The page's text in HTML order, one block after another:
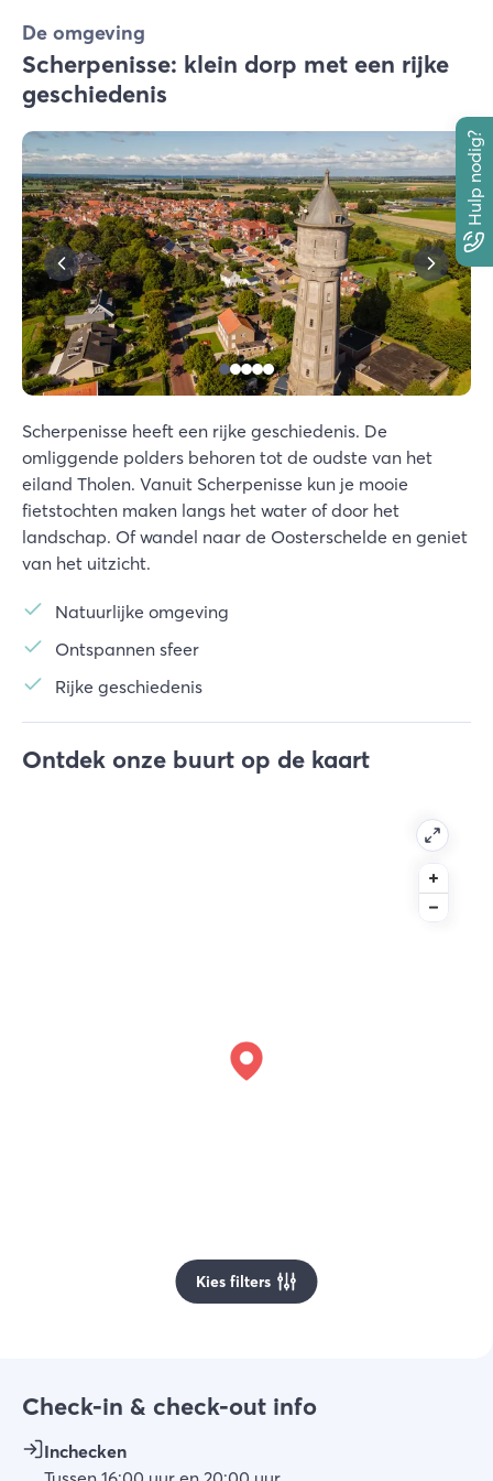
Hulp nodig?
De omgeving
Scherpenisse: klein dorp met een rijke
geschiedenis
Scherpenisse heeft een rijke geschiedenis. De
omliggende polders behoren tot de oudste van het
eiland Tholen. Vanuit Scherpenisse kun je mooie
fietstochten maken langs het water of door het
landschap. Of wandel naar de Oosterschelde en geniet
van het uitzicht.
Natuurlijke omgeving
Ontspannen sfeer
Rijke geschiedenis
Ontdek onze buurt op de kaart
Kies filters
Check-in & check-out info
Inchecken